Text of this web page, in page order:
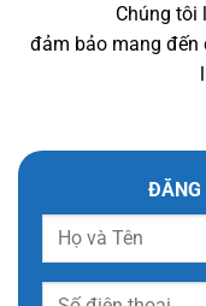
Chúng tôi
đảm bảo mang đến
ĐĂNG